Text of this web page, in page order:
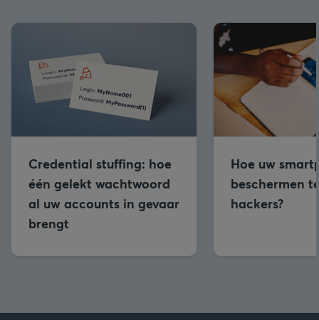
Credential stuffing: hoe
één gelekt wachtwoord
al uw accounts in gevaar
brengt
Hoe uw
beschermen
hackers?